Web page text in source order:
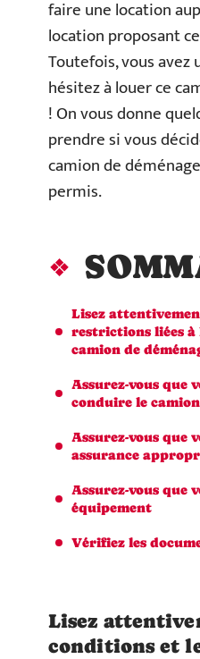
faire une location
location proposant
Toutefois, vous avez
hésitez à louer ce
! On vous donne
prendre si vous
camion de
permis.
Lisez
restrictions liées à
camion de
Assurez-vous que
conduire le
Assurez-vous que
assurance
Assurez-vous que
équipement
Vérifiez les
Lisez
conditions et